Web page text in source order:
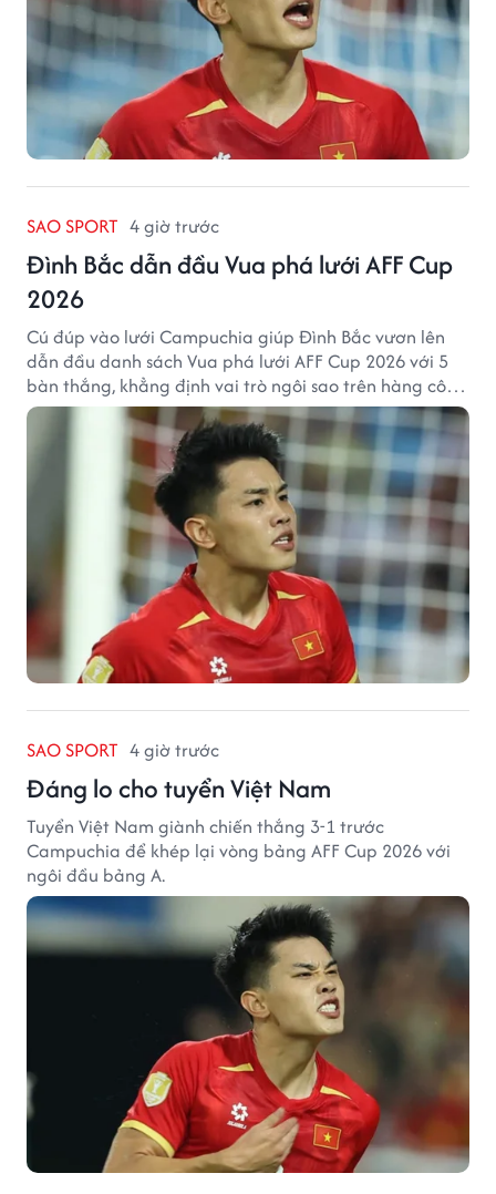
SAO SPORT 4 giờ trước
Đình Bắc dẫn đầu Vua phá lưới AFF Cup
2026
Cú đúp vào lưới Campuchia giúp Đình Bắc vươn lên
dẫn đầu danh sách Vua phá lưới AFF Cup 2026 với 5
bàn thắng, khẳng định vai trò ngôi sao trên hàng công
tuyển Việt Nam.
SAO SPORT 4 giờ trước
Đáng lo cho tuyển Việt Nam
Tuyển Việt Nam giành chiến thắng 3-1 trước
Campuchia để khép lại vòng bảng AFF Cup 2026 với
ngôi đầu bảng A.